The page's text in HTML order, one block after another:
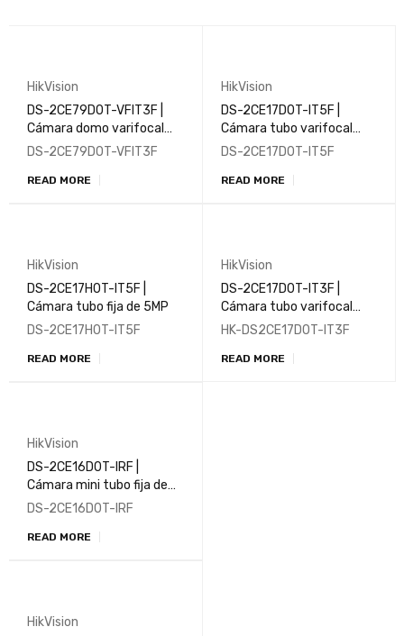
HikVision
DS-2CE79D0T-VFIT3F |
Cámara domo varifocal
manual de 2 MP
DS-2CE79D0T-VFIT3F
READ MORE
HikVision
DS-2CE17D0T-IT5F |
Cámara tubo varifocal
manual de 2MP
DS-2CE17D0T-IT5F
READ MORE
HikVision
DS-2CE17H0T-IT5F |
Cámara tubo fija de 5MP
DS-2CE17H0T-IT5F
READ MORE
HikVision
DS-2CE17D0T-IT3F |
Cámara tubo varifocal
manual de 2MP
HK-DS2CE17D0T-IT3F
READ MORE
HikVision
DS-2CE16D0T-IRF |
Cámara mini tubo fija de
2MP
DS-2CE16D0T-IRF
READ MORE
HikVision